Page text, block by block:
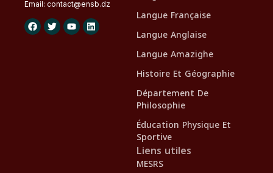
Email: contact@ensb.dz
Langue Française
Langue Anglaise
Langue Amazighe
Histoire Et Géographie
Département De
Philosophie
Éducation Physique Et
Sportive
Liens utiles
MESRS